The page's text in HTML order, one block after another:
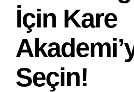
İçin Kare
Seçin!